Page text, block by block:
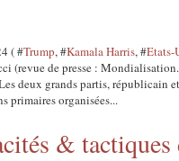
( #Trump, #Kamala Harris, #Etats-
(revue de presse :
deux grands partis, républicain
primaires organisées...
&